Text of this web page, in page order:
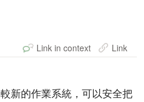
Link in context Link
新的作業系統，可以安全把